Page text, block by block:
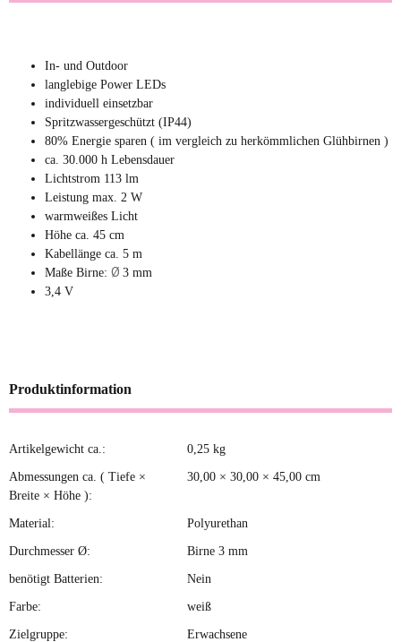
In- und Outdoor
langlebige Power LEDs
individuell einsetzbar
Spritzwassergeschützt (IP44)
80% Energie sparen ( im vergleich zu herkömmlichen Glühbirnen )
ca. 30.000 h Lebensdauer
Lichtstrom 113 lm
Leistung max. 2 W
warmweißes Licht
Höhe ca. 45 cm
Kabellänge ca. 5 m
Maße Birne: Ø 3 mm
3,4 V
Produktinformation
Produkteigenschaft
Wert
Artikelgewicht ca.: 0,25 kg
Abmessungen ca. ( Tiefe ×
Breite × Höhe ):
30,00 × 30,00 × 45,00 cm
Material: Polyurethan
Durchmesser Ø: Birne 3 mm
benötigt Batterien: Nein
Farbe: weiß
Zielgruppe: Erwachsene